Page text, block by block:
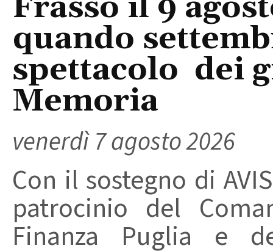
Frasso il 9
quando
spettacolo dei
Memoria
venerdì 7 agosto 2026
Con il sostegno di
patrocinio del
Finanza Puglia e